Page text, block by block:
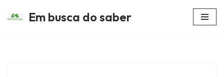
Em busca do saber